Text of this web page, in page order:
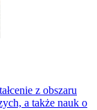
z obszaru
a także nauk o